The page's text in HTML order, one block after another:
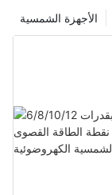
الأجهزة الشمسية